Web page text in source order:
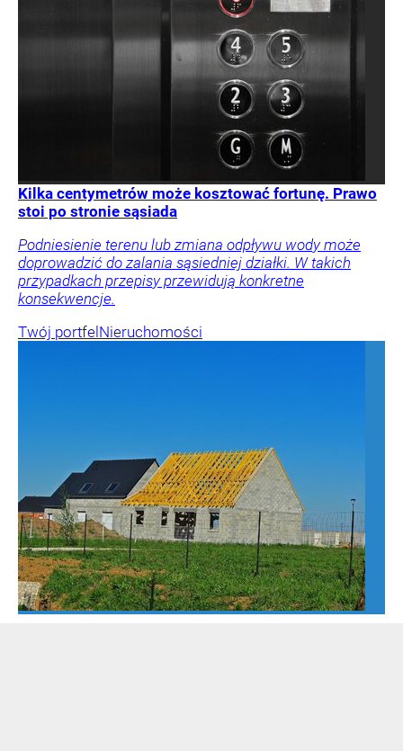
Kilka centymetrów może kosztować fortunę. Prawo
stoi po stronie sąsiada
Podniesienie terenu lub zmiana odpływu wody może
doprowadzić do zalania sąsiedniej działki. W takich
przypadkach przepisy przewidują konkretne
konsekwencje.
Twój portfelNieruchomości